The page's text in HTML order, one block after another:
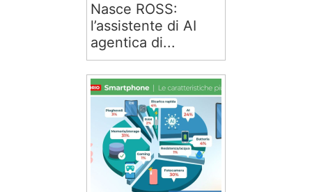
Nasce ROSS:
l’assistente di AI
agentica di...